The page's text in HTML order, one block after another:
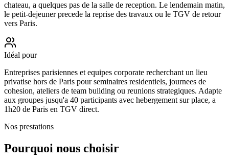
chateau, a quelques pas de la salle de reception. Le lendemain matin,
le petit-dejeuner precede la reprise des travaux ou le TGV de retour
vers Paris.
Idéal pour
Entreprises parisiennes et equipes corporate recherchant un lieu
privatise hors de Paris pour seminaires residentiels, journees de
cohesion, ateliers de team building ou reunions strategiques. Adapte
aux groupes jusqu'a 40 participants avec hebergement sur place, a
1h20 de Paris en TGV direct.
Nos prestations
Pourquoi nous choisir